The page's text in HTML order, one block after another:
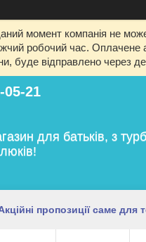
момент компанія не
робочий час. Оплачене
буде відправлено через
05-21
для батьків, з
пропозиції саме для